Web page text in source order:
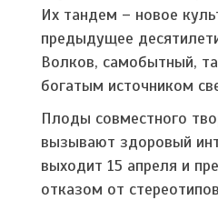
Их тандем – новое
предыдущее
Волков, самобытный,
богатым источником
Плоды совместного
вызывают здоровый
выходит 15 апреля и
отказом от